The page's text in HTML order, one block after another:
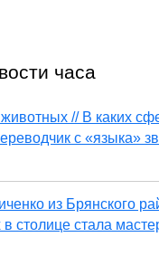
часа
// В каких
с «языка»
из Брянского
столице стала